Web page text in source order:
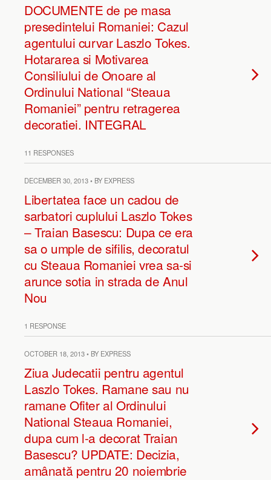
DOCUMENTE de pe masa
presedintelui Romaniei: Cazul
agentului curvar Laszlo Tokes.
Hotararea si Motivarea
Consiliului de Onoare al
Ordinului National “Steaua
Romaniei” pentru retragerea
decoratiei. INTEGRAL
11 RESPONSES
DECEMBER 30, 2013 • BY EXPRESS
Libertatea face un cadou de
sarbatori cuplului Laszlo Tokes
– Traian Basescu: Dupa ce era
sa o umple de sifilis, decoratul
cu Steaua Romaniei vrea sa-si
arunce sotia in strada de Anul
Nou
1 RESPONSE
OCTOBER 18, 2013 • BY EXPRESS
Ziua Judecatii pentru agentul
Laszlo Tokes. Ramane sau nu
ramane Ofiter al Ordinului
National Steaua Romaniei,
dupa cum l-a decorat Traian
Basescu? UPDATE: Decizia,
amânată pentru 20 noiembrie